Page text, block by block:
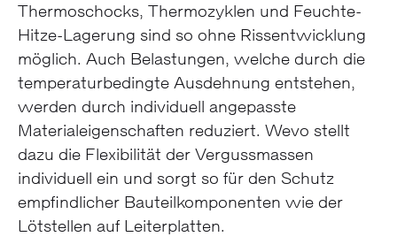
Thermoschocks, Thermozyklen und Feuchte-
Hitze-Lagerung sind so ohne Rissentwicklung
möglich. Auch Belastungen, welche durch die
temperaturbedingte Ausdehnung entstehen,
werden durch individuell angepasste
Materialeigenschaften reduziert. Wevo stellt
dazu die Flexibilität der Vergussmassen
individuell ein und sorgt so für den Schutz
empfindlicher Bauteilkomponenten wie der
Lötstellen auf Leiterplatten.